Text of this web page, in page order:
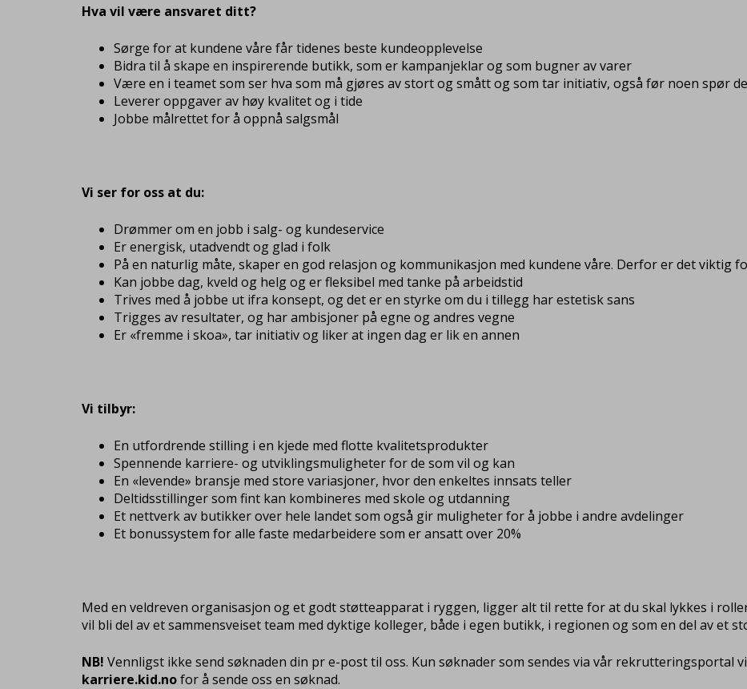
Hva vil være ansvaret ditt?
Sørge for at kundene våre får tidenes beste kundeopplevelse
Bidra til å skape en inspirerende butikk, som er kampanjeklar og som bugner av varer
Være en i teamet som ser hva som må gjøres av stort og smått og som tar initiativ, også før noen spør
Leverer oppgaver av høy kvalitet og i tide
Jobbe målrettet for å oppnå salgsmål
Vi ser for oss at du:
Drømmer om en jobb i salg- og kundeservice
Er energisk, utadvendt og glad i folk
På en naturlig måte, skaper en god relasjon og kommunikasjon med kundene våre. Derfor er det viktig
Kan jobbe dag, kveld og helg og er fleksibel med tanke på arbeidstid
Trives med å jobbe ut ifra konsept, og det er en styrke om du i tillegg har estetisk sans
Trigges av resultater, og har ambisjoner på egne og andres vegne
Er «fremme i skoa», tar initiativ og liker at ingen dag er lik en annen
Vi tilbyr:
En utfordrende stilling i en kjede med flotte kvalitetsprodukter
Spennende karriere- og utviklingsmuligheter for de som vil og kan
En «levende» bransje med store variasjoner, hvor den enkeltes innsats teller
Deltidsstillinger som fint kan kombineres med skole og utdanning
Et nettverk av butikker over hele landet som også gir muligheter for å jobbe i andre avdelinger
Et bonussystem for alle faste medarbeidere som er ansatt over 20%
Med en veldreven organisasjon og et godt støtteapparat i ryggen, ligger alt til rette for at du skal lykkes i
vil bli del av et sammensveiset team med dyktige kolleger, både i egen butikk, i regionen og som en del av et
NB! Vennligst ikke send søknaden din pr e-post til oss. Kun søknader som sendes via vår rekrutteringsportal
karriere.kid.nofor å sende oss en søknad.